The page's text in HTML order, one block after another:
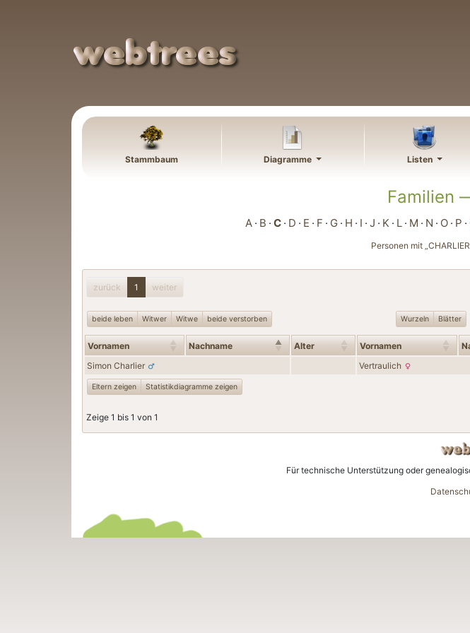
Stammbaum Diagramme Listen
Familien
A B C D E F G H I J K L M N O P
Personen mit „CHARLIER
zurück 1 weiter
beide leben Witwer Witwe beide verstorben Wurzeln Blätter
Vornamen Nachname Alter Vornamen
SimonCharlier Vertraulich
Eltern zeigen Statistikdiagramme zeigen
Zeige 1 bis 1 von 1
Für technische Unterstützung oder